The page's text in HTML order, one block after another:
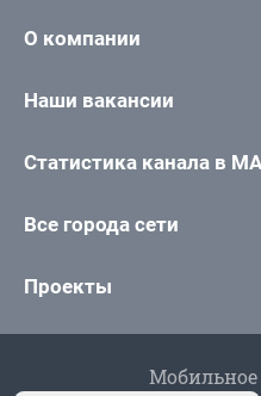
О компании
Наши вакансии
Статистика канала в
Все города сети
Проекты